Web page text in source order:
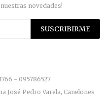
- 095786527
José Pedro Varela, Canelones
novedades!
SUSCRIBIRME